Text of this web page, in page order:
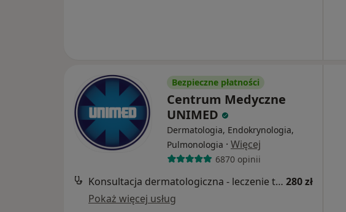
Bezpieczne płatności
Centrum Medyczne
UNIMED
Dermatologia, Endokrynologia,
Pulmonologia · Więcej
6870 opinii
Konsultacja dermatologiczna - leczenie trądziku 280 zł
Pokaż więcej usług